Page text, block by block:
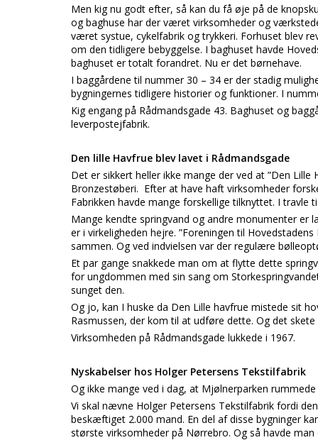
Men kig nu godt efter, så kan du få øje på de
og baghuse har der været virksomheder og
været systue, cykelfabrik og trykkeri. Forhuset blev
om den tidligere bebyggelse. I baghuset havde
baghuset er totalt forandret. Nu er det børnehave.
I baggårdene til nummer 30 – 34 er der stadig
bygningernes tidligere historier og funktioner. I
Kig engang på Rådmandsgade 43. Baghuset og
leverpostejfabrik.
Den lille Havfrue blev lavet i Rådmandsgade
Det er sikkert heller ikke mange der ved at ”Den
Bronzestøberi. Efter at have haft virksomheder
Fabrikken havde mange forskellige tilknyttet. I travle
Mange kendte springvand og andre monumenter er
er i virkeligheden hejre. ”Foreningen til
sammen. Og ved indvielsen var der regulære
Et par gange snakkede man om at flytte dette
for ungdommen med sin sang om
sunget den.
Og jo, kan I huske da Den Lille havfrue mistede sit
Rasmussen, der kom til at udføre dette. Og det
Virksomheden på Rådmandsgade lukkede i 1967.
Nyskabelser hos Holger Petersens Tekstilfabrik
Og ikke mange ved i dag, at Mjølnerparken
Vi skal nævne Holger Petersens Tekstilfabrik fordi
beskæftiget 2.000 mand. En del af disse bygninger
største virksomheder på Nørrebro. Og så havde